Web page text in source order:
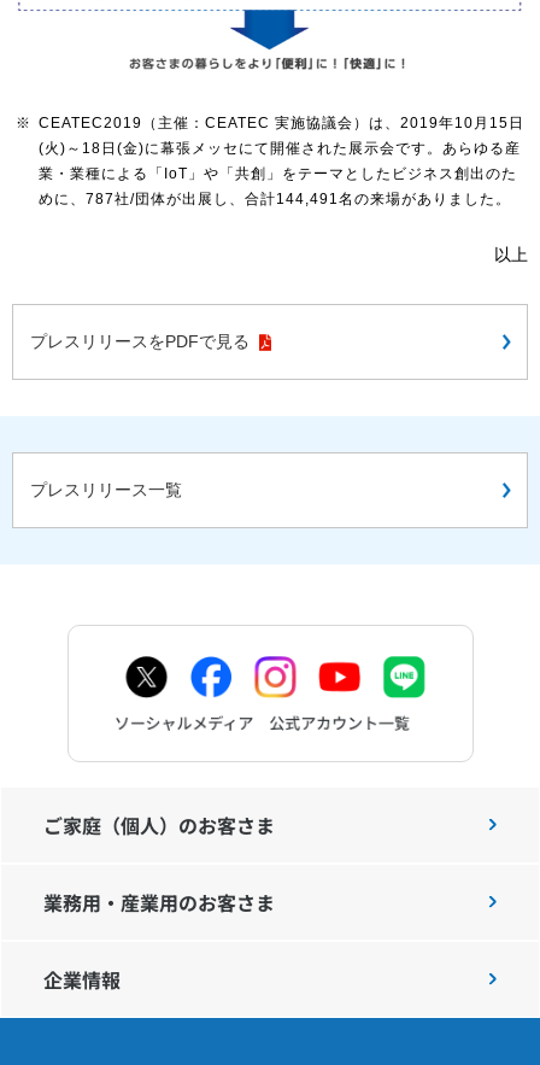
※ CEATEC2019（主催：CEATEC 実施協議会）は、2019年10月15日
(火)～18日(金)に幕張メッセにて開催された展示会です。あらゆる産
業・業種による「IoT」や「共創」をテーマとしたビジネス創出のた
めに、787社/団体が出展し、合計144,491名の来場がありました。
以上
プレスリリースをPDFで見る
プレスリリース一覧
ご家庭（個人）のお客さま
業務用・産業用のお客さま
企業情報